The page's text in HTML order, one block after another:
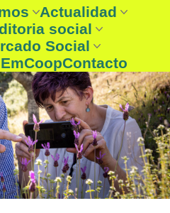
Rioja
es la Economía
Actualidad
Noticias
Boletín
Agenda
social
social
Social 2025
Social
mercado social
lo nuestro
Contacto